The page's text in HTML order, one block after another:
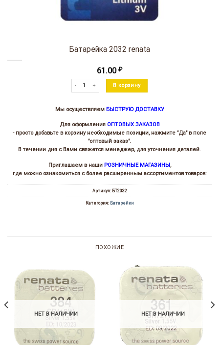
Батарейка 2032 renata
61.00 ₽
Количество товара Батарейка 2032 renata
В корзину
Мы осуществляем БЫСТРУЮ ДОСТАВКУ
Для оформления ОПТОВЫХ ЗАКАЗОВ
- просто добавьте в корзину необходимые позиции, нажмите "Да" в поле
"оптовый заказ".
В течении дня с Вами свяжется менеджер, для уточнения деталей.
Приглашаем в наши РОЗНИЧНЫЕ МАГАЗИНЫ,
где можно ознакомиться с более расширенным ассортиментов товаров:
Артикул: БТ2032
Категория: Батарейки
ПОХОЖИЕ
НЕТ В НАЛИЧИИ НЕТ В НАЛИЧИИ